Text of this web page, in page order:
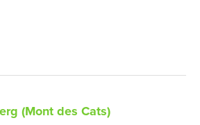
(Mont des Cats)